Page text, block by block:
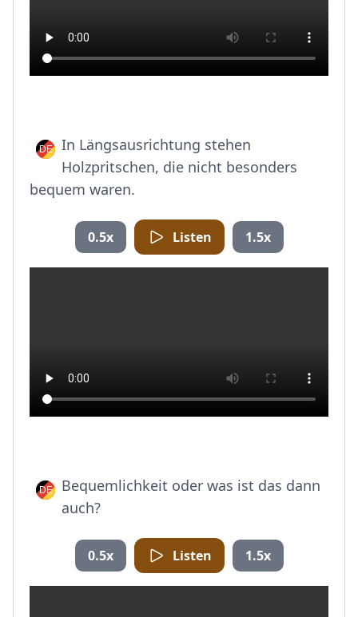
In Längsausrichtung stehen
Holzpritschen, die nicht besonders
bequem waren.
0.5x Listen 1.5x
Bequemlichkeit oder was ist das dann
auch?
0.5x Listen 1.5x